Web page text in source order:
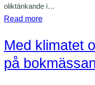
n
e
n
oliktänkande i…
Read more:
e
Med klimatet
på